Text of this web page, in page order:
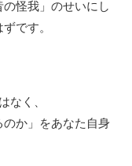
怪我」のせいにし
です。
なく、
か」をあなた自身